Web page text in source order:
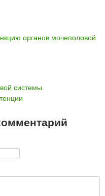
органов мочеполовой
системы